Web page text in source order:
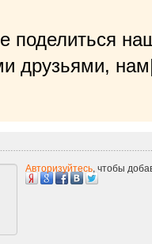
поделиться
друзьями, нам
Авторизуйтесь, чтобы